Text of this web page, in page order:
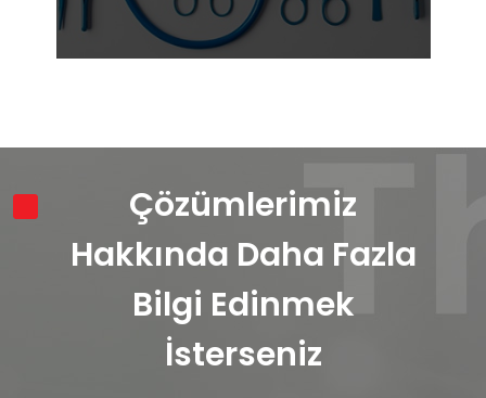
Çözümlerimiz
Hakkında Daha Fazla
Bilgi Edinmek
İsterseniz